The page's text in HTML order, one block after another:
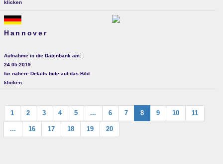
klicken
Hannover
Aufnahme in die Datenbank am:
24.05.2019
für nähere Details bitte auf das Bild
klicken
1 2 3 4 5 ... 6 7 8 9 10 11
... 16 17 18 19 20